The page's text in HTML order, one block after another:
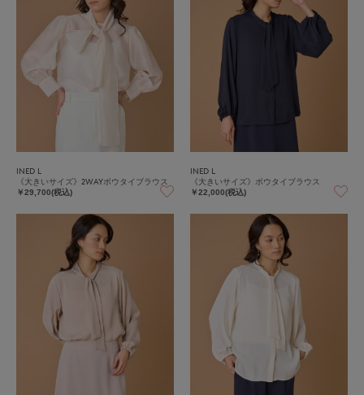
INED L
《大きいサイズ》2WAYボウタイブラウス
￥29,700(税込)
INED L
《大きいサイズ》ボウタイブラウス
￥22,000(税込)